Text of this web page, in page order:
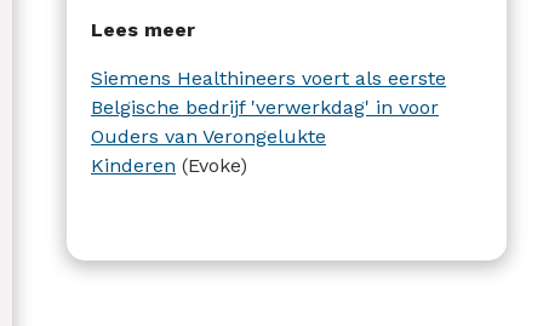
Lees meer
Siemens Healthineers voert als eerste
Belgische bedrijf 'verwerkdag' in voor
Ouders van Verongelukte
Kinderen (Evoke)